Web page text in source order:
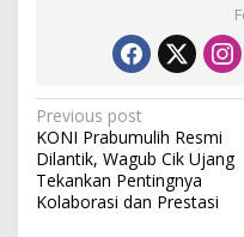
P
o
s
Previous post
KONI Prabumulih Resmi
Dilantik, Wagub Cik Ujang
Tekankan Pentingnya
Kolaborasi dan Prestasi